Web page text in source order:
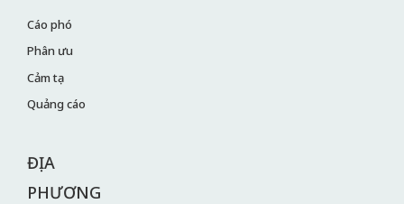
Cáo phó
Phân ưu
Cảm tạ
Quảng cáo
ĐỊA
PHƯƠNG